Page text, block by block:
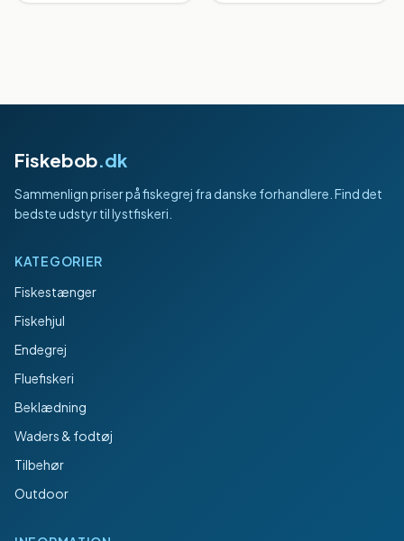
Fiskebob.dk
Sammenlign priser på fiskegrej fra danske forhandlere. Find det
bedste udstyr til lystfiskeri.
KATEGORIER
Fiskestænger
Fiskehjul
Endegrej
Fluefiskeri
Beklædning
Waders & fodtøj
Tilbehør
Outdoor